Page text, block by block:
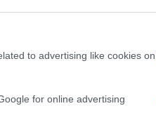
to advertising like cookies on
for online advertising